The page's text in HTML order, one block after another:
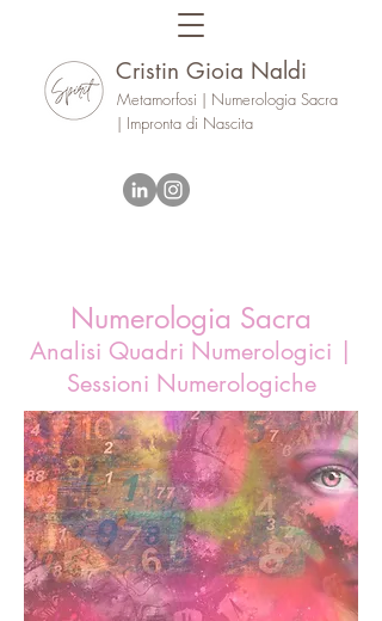
Cristin Gioia Naldi
Metamorfosi | Numerologia Sacra
| Impronta di Nascita
Numerologia Sacra
Analisi Quadri Numerologici |
Sessioni Numerologiche